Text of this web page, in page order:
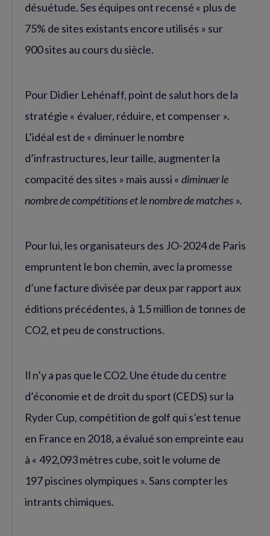
désuétude. Ses équipes ont recensé « plus de
75% de sites existants encore utilisés » sur
900 sites au cours du siècle.
Pour Didier Lehénaff, point de salut hors de la
stratégie « évaluer, réduire, et compenser ».
L’idéal est de « diminuer le nombre
d’infrastructures, leur taille, augmenter la
compacité des sites » mais aussi « diminuer le
nombre de compétitions et le nombre de matches ».
Pour lui, les organisateurs des JO-2024 de Paris
empruntent le bon chemin, avec la promesse
d’une facture divisée par deux par rapport aux
éditions précédentes, à 1,5 million de tonnes de
CO2, et peu de constructions.
Il n’y a pas que le CO2. Une étude du centre
d’économie et de droit du sport (CEDS) sur la
Ryder Cup, compétition de golf qui s’est tenue
en France en 2018, a évalué son empreinte eau
à « 492,093 mètres cube, soit le volume de
197 piscines olympiques ». Sans compter les
intrants chimiques.